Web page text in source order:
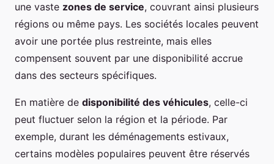
une vaste zones de service, couvrant ainsi plusieurs
régions ou même pays. Les sociétés locales peuvent
avoir une portée plus restreinte, mais elles
compensent souvent par une disponibilité accrue
dans des secteurs spécifiques.
En matière de disponibilité des véhicules, celle-ci
peut fluctuer selon la région et la période. Par
exemple, durant les déménagements estivaux,
certains modèles populaires peuvent être réservés